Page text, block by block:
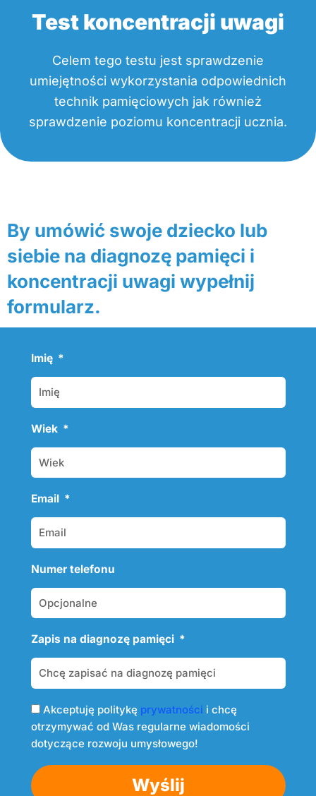
Test koncentracji uwagi
Celem tego testu jest sprawdzenie
umiejętności wykorzystania odpowiednich
technik pamięciowych jak również
sprawdzenie poziomu koncentracji ucznia.
By umówić swoje dziecko lub
siebie na diagnozę pamięci i
koncentracji uwagi wypełnij
formularz.
Imię
Wiek
Email
Numer telefonu
Zapis na diagnozę pamięci
Akceptuję politykę prywatności i chcę
otrzymywać od Was regularne wiadomości
dotyczące rozwoju umysłowego!
Wyślij